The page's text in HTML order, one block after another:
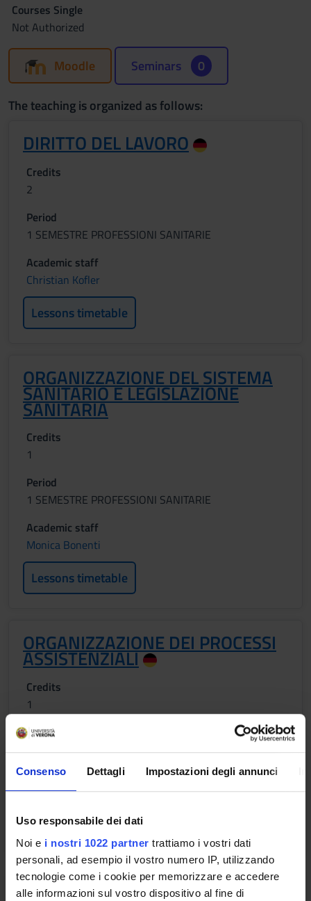
Consenso Dettagli Impostazioni degli annunci
Uso responsabile dei dati
Noi e i nostri 1022 partner trattiamo i vostri dati
personali, ad esempio il vostro numero IP, utilizzando
tecnologie come i cookie per memorizzare e accedere
alle informazioni sul vostro dispositivo al fine di
Courses Single
Not Authorized
Moodle Seminars 0
The teaching is organized as follows:
DIRITTO DEL LAVORO
Credits
2
Period
1 SEMESTRE PROFESSIONI SANITARIE
Academic staff
Christian Kofler
Lessons timetable
ORGANIZZAZIONE DEL SISTEMA
SANITARIO E LEGISLAZIONE
SANITARIA
Credits
1
Period
1 SEMESTRE PROFESSIONI SANITARIE
Academic staff
Monica Bonenti
Lessons timetable
ORGANIZZAZIONE DEI PROCESSI
ASSISTENZIALI
Credits
1
Period
1 SEMESTRE PROFESSIONI SANITARIE
Academic staff
Marianne Siller
Lessons timetable
SOCIOLOGY OF ORGANIZATIONAL